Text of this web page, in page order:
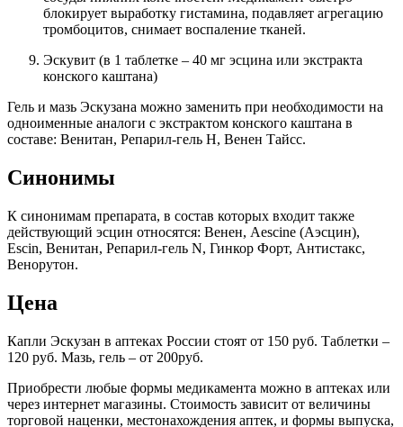
блокирует выработку гистамина, подавляет агрегацию
тромбоцитов, снимает воспаление тканей.
Эскувит (в 1 таблетке – 40 мг эсцина или экстракта
конского каштана)
Гель и мазь Эскузана можно заменить при необходимости на
одноименные аналоги с экстрактом конского каштана в
составе: Венитан, Репарил-гель Н, Венен Тайсс.
Синонимы
К синонимам препарата, в состав которых входит также
действующий эсцин относятся: Венен, Aescine (Аэсцин),
Escin, Венитан, Репарил-гель N, Гинкор Форт, Антистакс,
Венорутон.
Цена
Капли Эскузан в аптеках России стоят от 150 руб. Таблетки –
120 руб. Мазь, гель – от 200руб.
Приобрести любые формы медикамента можно в аптеках или
через интернет магазины. Стоимость зависит от величины
торговой наценки, местонахождения аптек, и формы выпуска,